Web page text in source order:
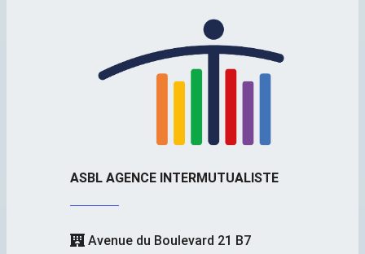
ASBL AGENCE INTERMUTUALISTE
Avenue du Boulevard 21 B7